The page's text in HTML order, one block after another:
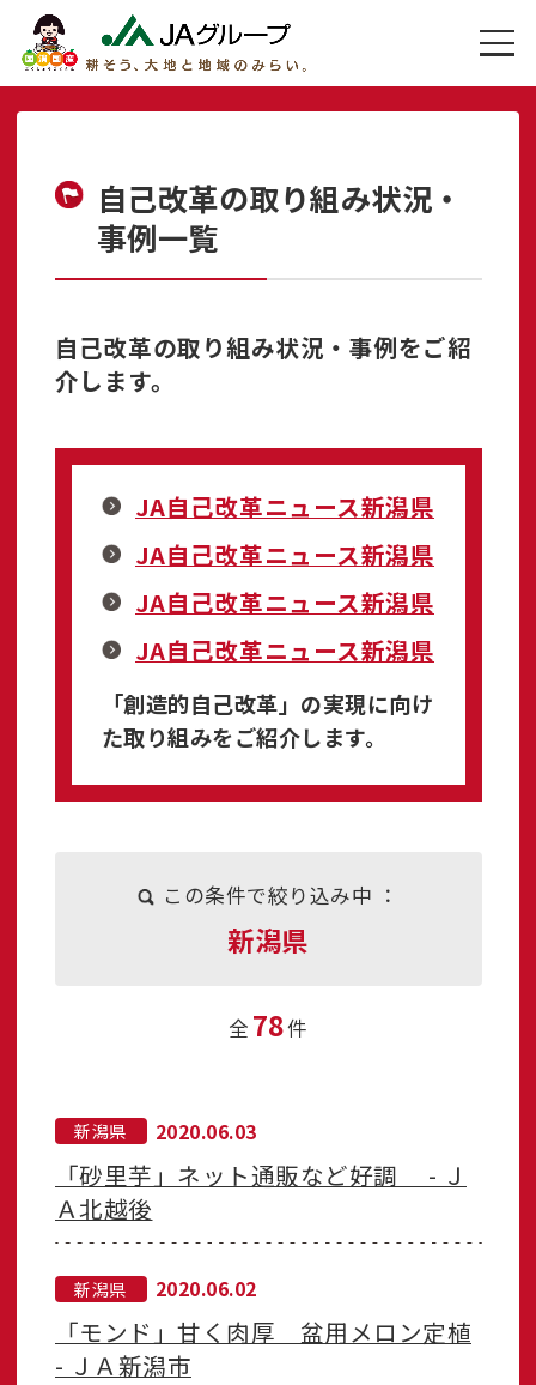
自己改革の取り組み状況・
事例一覧
自己改革の取り組み状況・事例をご紹
介します。
JA自己改革ニュース新潟県
JA自己改革ニュース新潟県
JA自己改革ニュース新潟県
JA自己改革ニュース新潟県
「創造的自己改革」の実現に向け
た取り組みをご紹介します。
この条件で絞り込み中 ：
新潟県
全 78件
新潟県 2020.06.03
「砂里芋」ネット通販など好調 - Ｊ
Ａ北越後
新潟県 2020.06.02
「モンド」甘く肉厚 盆用メロン定植
- ＪＡ新潟市